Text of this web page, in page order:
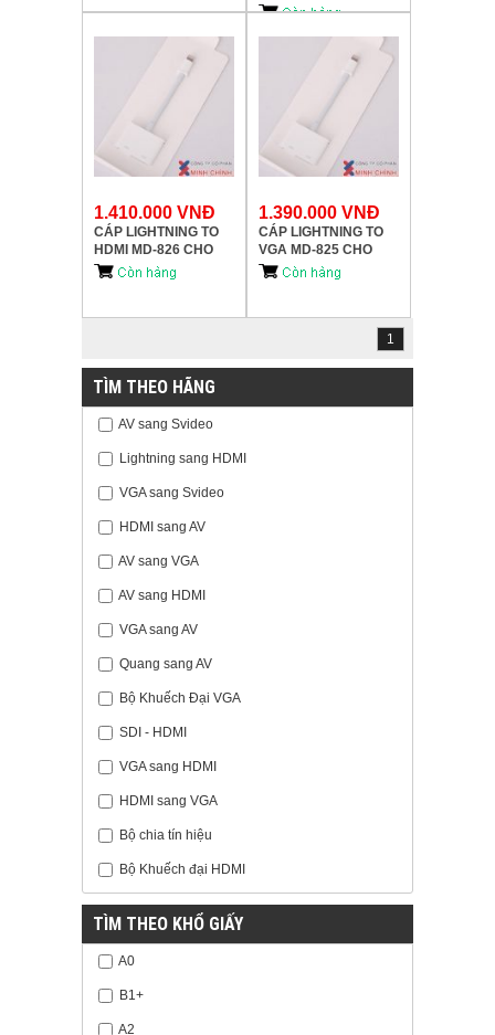
1.410.000 VNĐ
CÁP LIGHTNING TO
HDMI MD-826 CHO
IPAD 1-2-3-4/IPAD
PLUS CHÍNH HÃNG
1.390.000 VNĐ
CÁP LIGHTNING TO
VGA MD-825 CHO
IPHONE/IPAD CHÍNH
1
TÌM THEO HÃNG
AV sang Svideo
Lightning sang HDMI
VGA sang Svideo
HDMI sang AV
AV sang VGA
AV sang HDMI
VGA sang AV
Quang sang AV
Bộ Khuếch Đại VGA
SDI - HDMI
VGA sang HDMI
HDMI sang VGA
Bộ chia tín hiệu
Bộ Khuếch đại HDMI
TÌM THEO KHỔ GIẤY
A0
B1+
A2